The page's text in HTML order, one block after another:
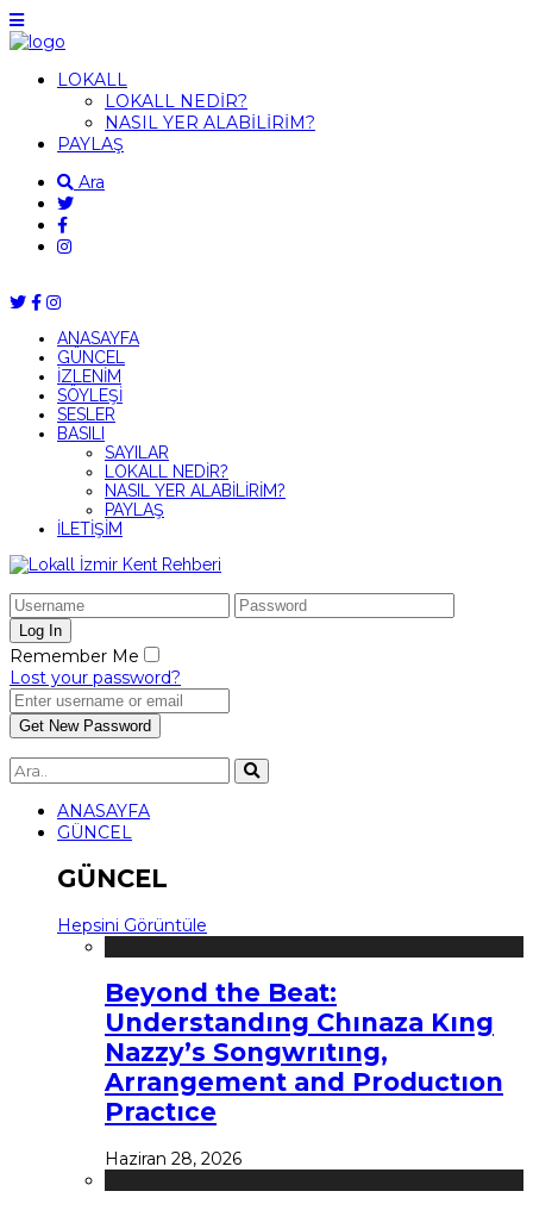
LOKALL
LOKALL NEDİR?
NASIL YER ALABİLİRİM?
PAYLAŞ
Ara
ANASAYFA
GÜNCEL
İZLENİM
SÖYLEŞİ
SESLER
BASILI
SAYILAR
LOKALL NEDİR?
NASIL YER ALABİLİRİM?
PAYLAŞ
İLETİŞİM
Remember Me
Lost your password?
ANASAYFA
GÜNCEL
GÜNCEL
Hepsini Görüntüle
Beyond the Beat:
Understandıng Chınaza Kıng
Nazzy’s Songwrıtıng,
Arrangement and Productıon
Practıce
Haziran 28, 2026